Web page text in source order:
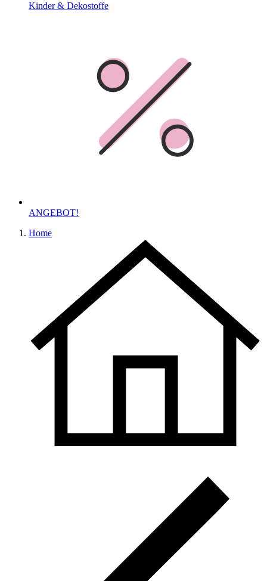
Kinder & Dekostoffe
ANGEBOT!
Home